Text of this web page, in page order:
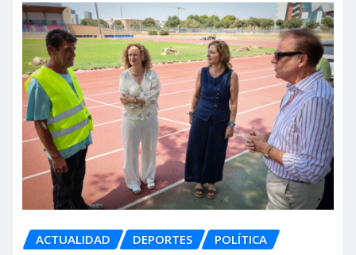
ACTUALIDAD DEPORTES POLÍTICA